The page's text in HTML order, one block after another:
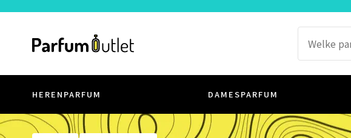
HERENPARFUM DAMESPARFUM